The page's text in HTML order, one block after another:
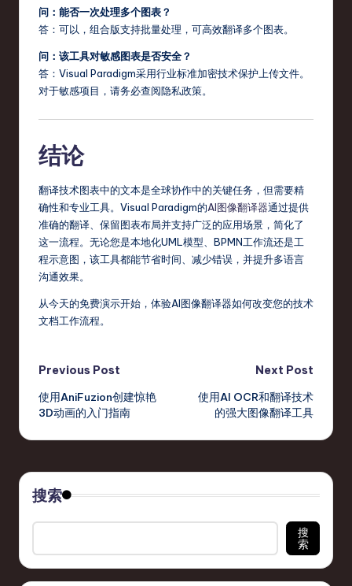
问：能否一次处理多个图表？
答：可以，组合版支持批量处理，可高效翻译多个图表。
问：该工具对敏感图表是否安全？
答：Visual Paradigm采用行业标准加密技术保护上传文件。
对于敏感项目，请务必查阅隐私政策。
结论
翻译技术图表中的文本是全球协作中的关键任务，但需要精
确性和专业工具。Visual Paradigm的AI图像翻译器通过提供
准确的翻译、保留图表布局并支持广泛的应用场景，简化了
这一流程。无论您是本地化UML模型、BPMN工作流还是工
程示意图，该工具都能节省时间、减少错误，并提升多语言
沟通效果。
从今天的免费演示开始，体验AI图像翻译器如何改变您的技术
文档工作流程。
Post
navigation
Previous Post
使用AniFuzion创建惊艳
3D动画的入门指南
Next Post
使用AI OCR和翻译技术
的强大图像翻译工具
搜索
搜
索